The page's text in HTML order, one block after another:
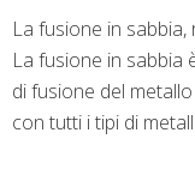
La fusione in
La fusione in sabbia
di fusione del
con tutti i tipi di